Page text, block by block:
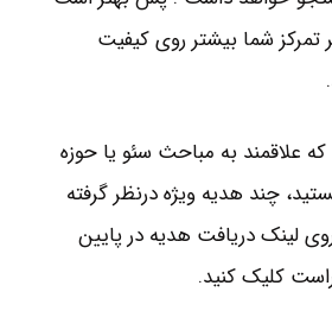
تمرکز شما بیشتر روی کیفیت
علاقمند به مباحث سئو یا حوزه
چند هدیه ویژه درنظر گرفته
لینک دریافت هدیه در پایین
کلیک کنید.